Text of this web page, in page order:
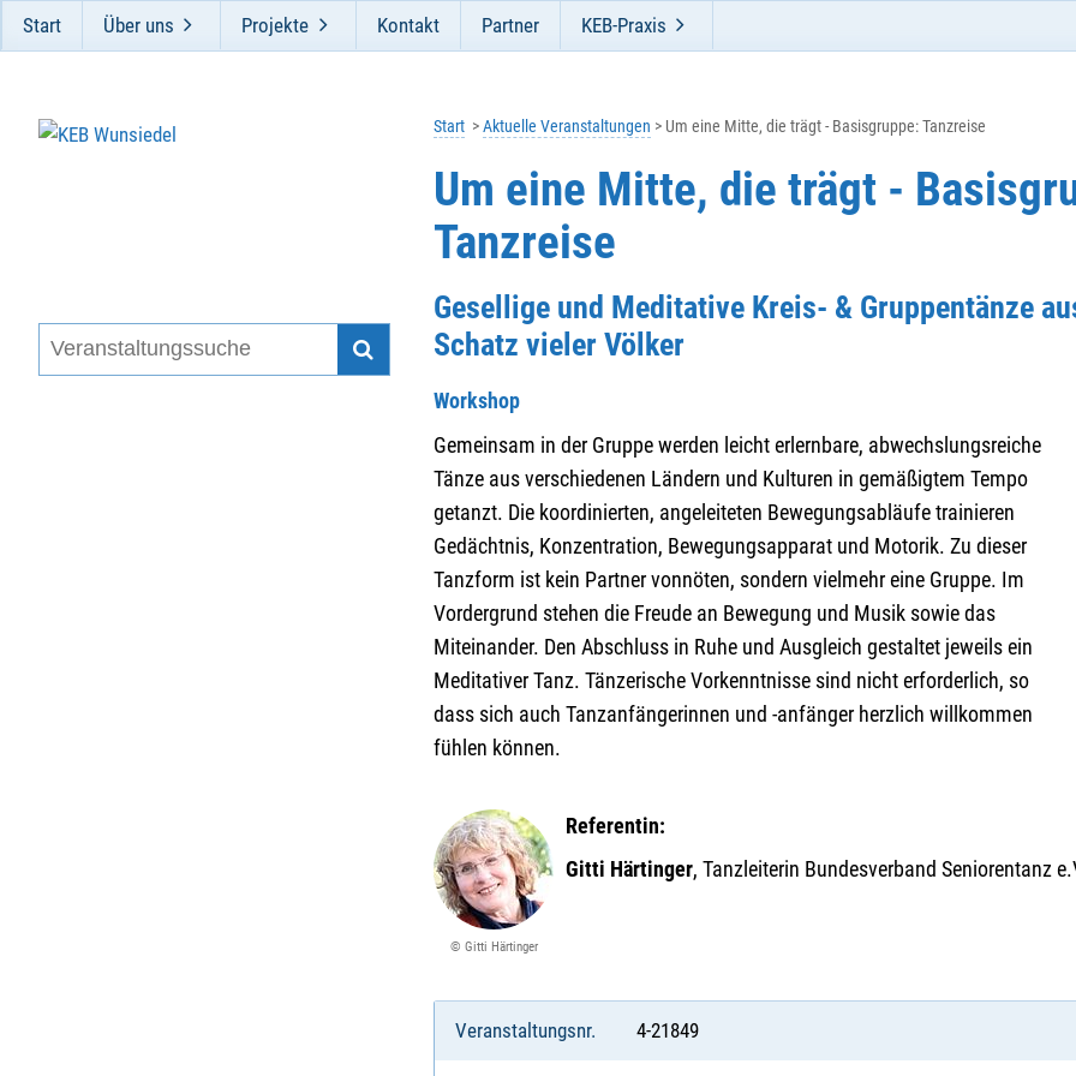
Start Über uns Projekte Kontakt Partner KEB-Praxis
Start Aktuelle Veranstaltungen Um eine Mitte, die trägt - Basisgruppe: Tanzreise
Um eine Mitte, die trägt -
Tanzreise
Gesellige und Meditative Kreis- & Gruppentänze
Schatz vieler Völker
Workshop
Gemeinsam in der Gruppe werden leicht erlernbare, abwechslungsreiche
Tänze aus verschiedenen Ländern und Kulturen in gemäßigtem Tempo
getanzt. Die koordinierten, angeleiteten Bewegungsabläufe trainieren
Gedächtnis, Konzentration, Bewegungsapparat und Motorik. Zu dieser
Tanzform ist kein Partner vonnöten, sondern vielmehr eine Gruppe. Im
Vordergrund stehen die Freude an Bewegung und Musik sowie das
Miteinander. Den Abschluss in Ruhe und Ausgleich gestaltet jeweils ein
Meditativer Tanz. Tänzerische Vorkenntnisse sind nicht erforderlich, so
dass sich auch Tanzanfängerinnen und -anfänger herzlich willkommen
fühlen können.
© Gitti Härtinger
Referentin:
Gitti Härtinger, Tanzleiterin Bundesverband Seniorentanz
Veranstaltungsnr. 4-21849